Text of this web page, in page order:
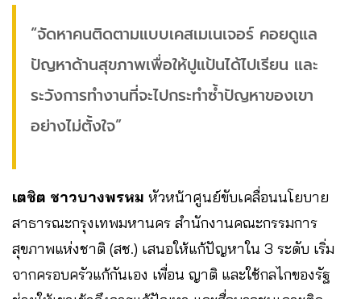
“จัดหาคนติดตามแบบเคสเมเนเจอร์ คอยดูแล
ปัญหาด้านสุขภาพเพื่อให้ปูแป้นได้ไปเรียน และ
ระวังการทำงานที่จะไปกระทำซ้ำปัญหาของเขา
อย่างไม่ตั้งใจ”
เตชิต ชาวบางพรหม หัวหน้าศูนย์ขับเคลื่อนนโยบาย
สาธารณะกรุงเทพมหานคร สำนักงานคณะกรรมการ
สุขภาพแห่งชาติ (สช.) เสนอให้แก้ปัญหาใน 3 ระดับ เริ่ม
จากครอบครัวแก้กันเอง เพื่อน ญาติ และใช้กลไกของรัฐ